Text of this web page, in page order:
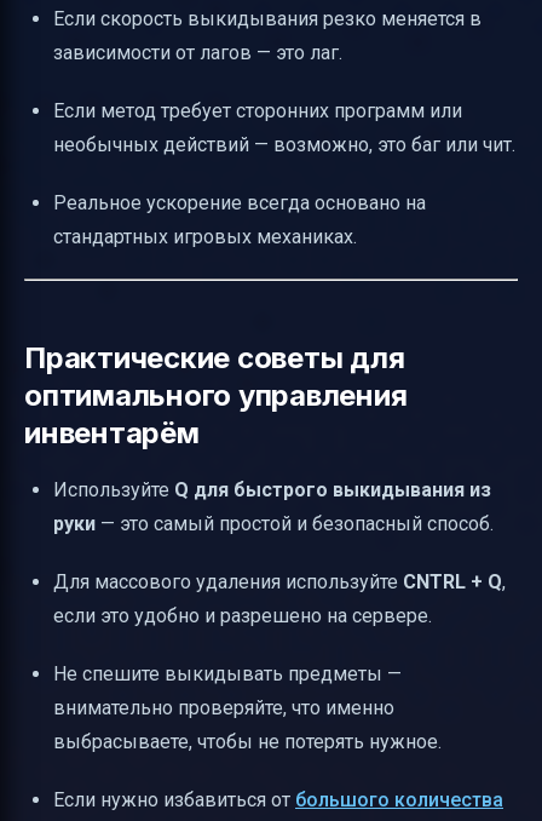
Если скорость выкидывания резко меняется в
зависимости от лагов — это лаг.
Если метод требует сторонних программ или
необычных действий — возможно, это баг или чит.
Реальное ускорение всегда основано на
стандартных игровых механиках.
Практические советы для
оптимального управления
инвентарём
Используйте Q для быстрого выкидывания из
руки — это самый простой и безопасный способ.
Для массового удаления используйте CNTRL + Q,
если это удобно и разрешено на сервере.
Не спешите выкидывать предметы —
внимательно проверяйте, что именно
выбрасываете, чтобы не потерять нужное.
Если нужно избавиться от большого количества